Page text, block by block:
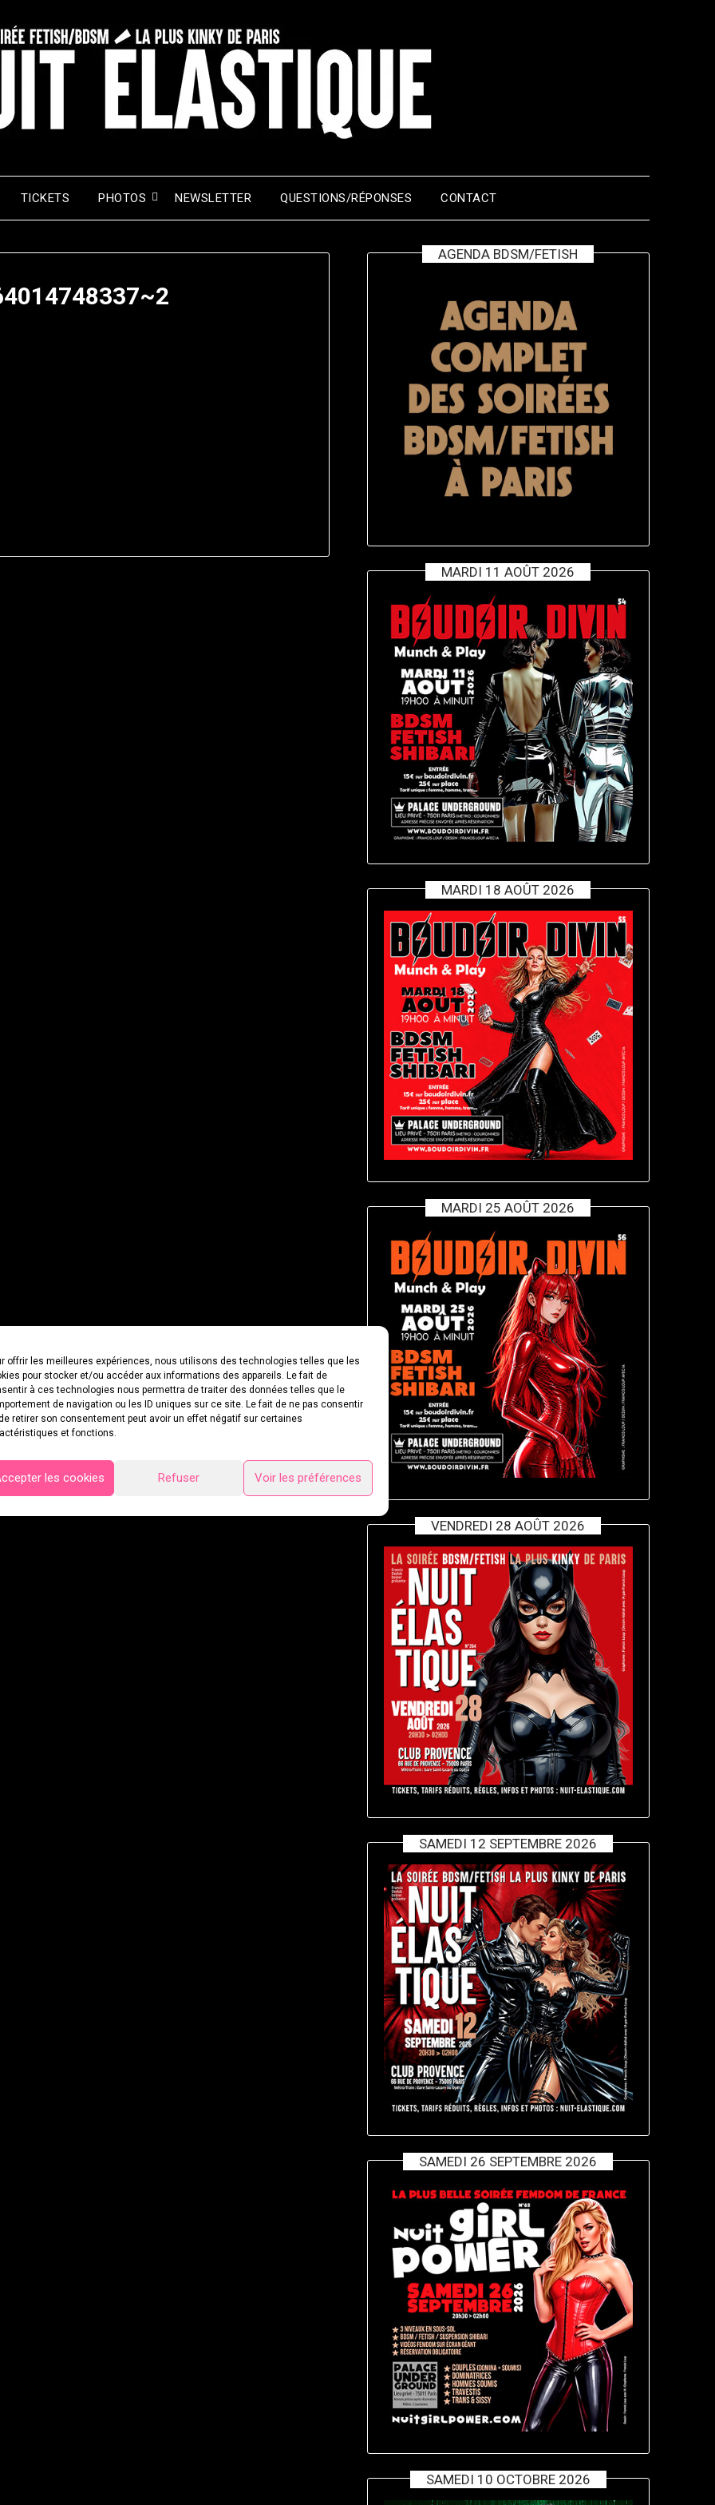
offrir les meilleures expériences, nous utilisons des technologies telles que les
pour stocker et/ou accéder aux informations des appareils. Le fait de
à ces technologies nous permettra de traiter des données telles que le
de navigation ou les ID uniques sur ce site. Le fait de ne pas consentir
retirer son consentement peut avoir un effet négatif sur certaines
et fonctions.
les cookies Refuser Voir les préférences
TICKETS PHOTOS NEWSLETTER QUESTIONS/RÉPONSES CONTACT
AGENDA BDSM/FETISH
MARDI 11 AOÛT 2026
MARDI 18 AOÛT 2026
MARDI 25 AOÛT 2026
VENDREDI 28 AOÛT 2026
SAMEDI 12 SEPTEMBRE 2026
SAMEDI 26 SEPTEMBRE 2026
SAMEDI 10 OCTOBRE 2026